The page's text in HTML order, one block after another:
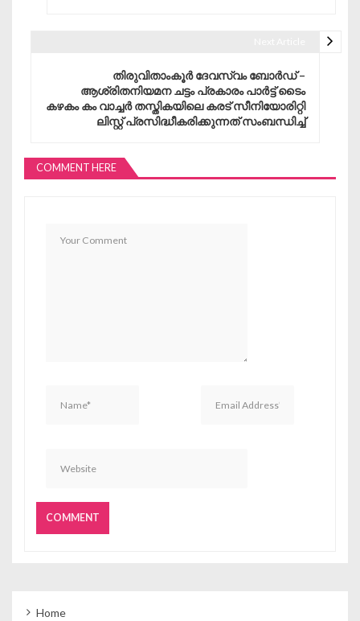
തിരുവിതാംകൂർ ദേവസ്വം ബോർഡ്‌ –
ആശ്രിതനിയമന ചട്ടം പ്രകാരം പാർട്ട്‌ ടൈം
കഴകം കം വാച്ചർ തസ്തികയിലെ കരട് സീനിയോരിറ്റി
ലിസ്റ്റ് പ്രസിദ്ധീകരിക്കുന്നത് സംബന്ധിച്ച്
COMMENT HERE
Home